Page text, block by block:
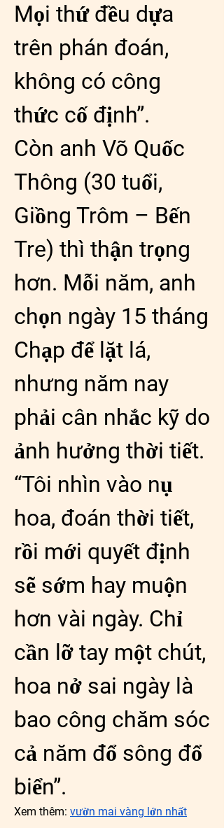
Mọi thứ đều dựa
trên phán đoán,
không có công
thức cố định”.
Còn anh Võ Quốc
Thông (30 tuổi,
Giồng Trôm – Bến
Tre) thì thận trọng
hơn. Mỗi năm, anh
chọn ngày 15 tháng
Chạp để lặt lá,
nhưng năm nay
phải cân nhắc kỹ do
ảnh hưởng thời tiết.
“Tôi nhìn vào nụ
hoa, đoán thời tiết,
rồi mới quyết định
sẽ sớm hay muộn
hơn vài ngày. Chỉ
cần lỡ tay một chút,
hoa nở sai ngày là
bao công chăm sóc
cả năm đổ sông đổ
biển”.
Xem thêm: vườn mai vàng lớn nhất